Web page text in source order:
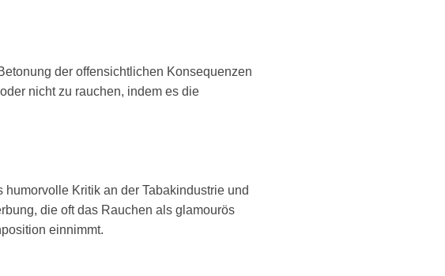
der offensichtlichen Konsequenzen
nicht zu rauchen, indem es die
Kritik an der Tabakindustrie und
die oft das Rauchen als glamourös
einnimmt.